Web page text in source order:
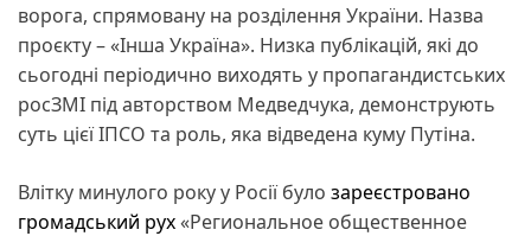
ворога, спрямовану на розділення України. Назва
проєкту – «Інша Україна». Низка публікацій, які до
сьогодні періодично виходять у пропагандистських
росЗМІ під авторством Медведчука, демонструють
суть цієї ІПСО та роль, яка відведена куму Путіна.
Влітку минулого року у Росії було зареєстровано
громадський рух«Региональное общественное